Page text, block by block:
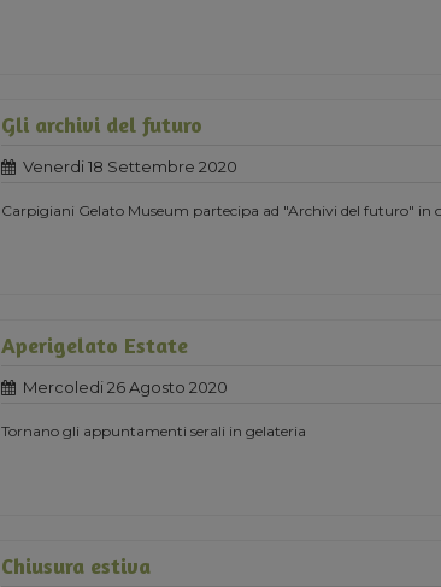
Gli archivi del futuro
Venerdi 18 Settembre 2020
Carpigiani Gelato Museum partecipa ad "Archivi del futuro" in
Aperigelato Estate
Mercoledi 26 Agosto 2020
Tornano gli appuntamenti serali in gelateria
Chiusura estiva